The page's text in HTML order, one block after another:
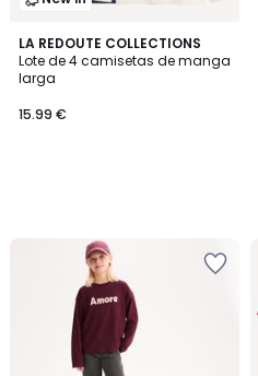
LA REDOUTE COLLECTIONS
Lote de 4 camisetas de manga
larga
15.99 €